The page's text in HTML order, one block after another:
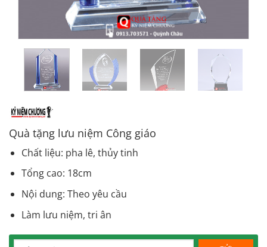
Quà tặng lưu niệm Công giáo
Chất liệu: pha lê, thủy tinh
Tổng cao: 18cm
Nội dung: Theo yêu cầu
Làm lưu niệm, tri ân